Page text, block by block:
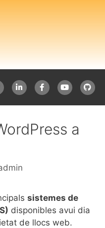
a
sistemes de
disponibles avui dia
de llocs web.